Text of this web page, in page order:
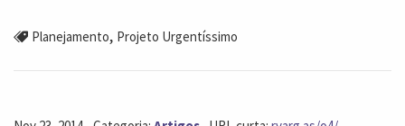
Planejamento, Projeto Urgentíssimo